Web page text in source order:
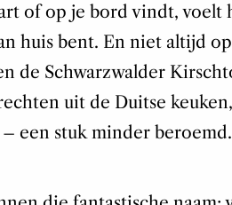
of op je bord vindt, voelt
huis bent. En niet altijd
de Schwarzwalder
uit de Duitse
een stuk minder beroemd.